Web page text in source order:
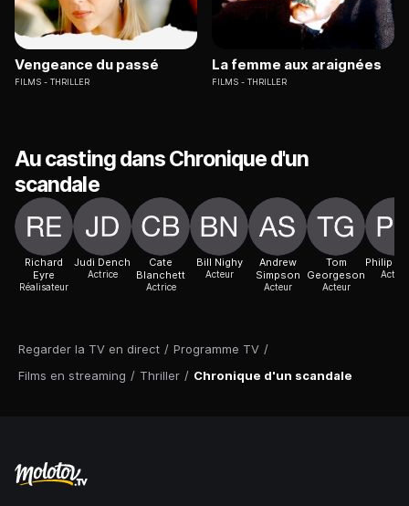
Regarder la TV en direct / Programme TV /
Films en streaming / Thriller / Chronique d'un scandale
Vengeance du passé
FILMS THRILLER
La femme aux araignées
FILMS THRILLER
Au casting dans Chronique d'un
scandale
Richard
Eyre
Réalisateur
Judi Dench
Actrice
Cate
Blanchett
Actrice
Bill Nighy
Acteur
Andrew
Simpson
Acteur
Tom
Georgeson
Acteur
Philip
Acteur